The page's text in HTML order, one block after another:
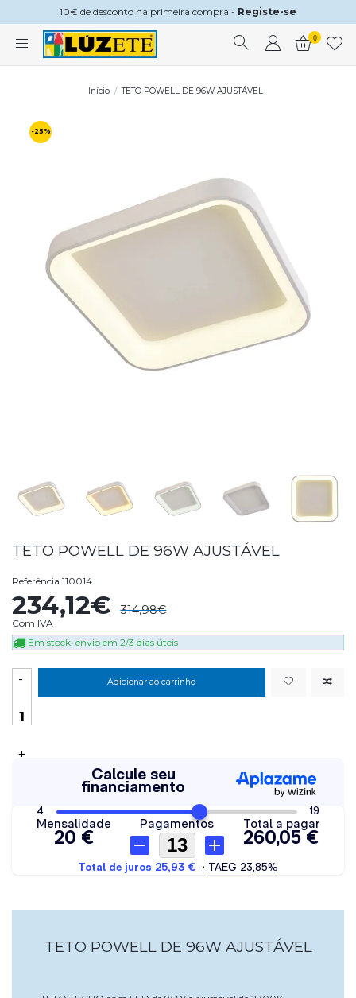
10€ de desconto na primeira compra - Registe-se
0
Início TETO POWELL DE 96W AJUSTÁVEL
-25%
TETO POWELL DE 96W AJUSTÁVEL
Referência 110014
234,12€ 314,98€
Com IVA
Em stock, envio em 2/3 dias úteis
-
+
Adicionar ao carrinho
TETO POWELL DE 96W AJUSTÁVEL